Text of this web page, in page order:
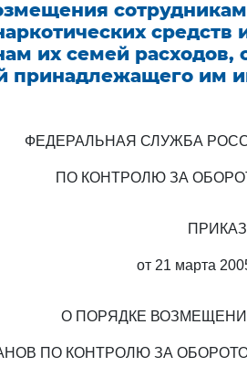
средств
их семей расходов,
принадлежащего им
ФЕДЕРАЛЬНАЯ СЛУЖБА
ПО КОНТРОЛЮ ЗА
ПРИКАЗ
от 21 марта
О ПОРЯДКЕ
ПО КОНТРОЛЮ ЗА